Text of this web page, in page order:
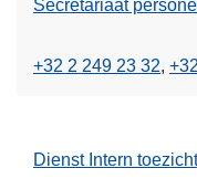
Secretariaat
+32 2 249 23 32
Dienst Intern